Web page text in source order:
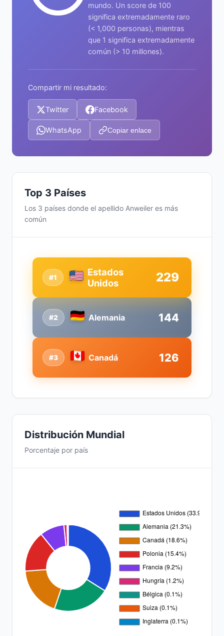
mundo. Un score de 100
significa extremadamente raro
(< 1,000 personas), mientras
que 1 significa extremadamente
común (> 10 millones).
Compartir mi resultado:
Twitter Facebook
WhatsApp Copiar enlace
Top 3 Países
Los 3 países donde el apellido Anweiler es más
común
#2 Alemania 144
#1
Estados
Unidos
229
#3 Canadá 126
Distribución Mundial
Porcentaje por país